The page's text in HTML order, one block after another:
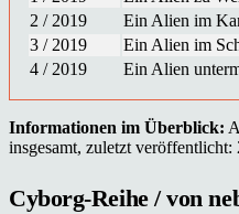
2 / 2019
Ein Alien im
3 / 2019
Ein Alien im
4 / 2019
Ein Alien
Informationen im Überblick:
insgesamt, zuletzt veröffentlicht:
Cyborg-Reihe / von